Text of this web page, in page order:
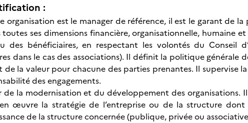
:
organisation est le manager de référence, il est le garant de
ses dimensions financière, organisationnelle, humaine
bénéficiaires, en respectant les volontés du Conseil
dans le cas des associations). Il définit la politique générale
la valeur pour chacune des parties prenantes. Il supervise
des engagements.
la modernisation et du développement des organisations.
œuvre la stratégie de l’entreprise ou de la structure
de la structure concernée (publique, privée ou